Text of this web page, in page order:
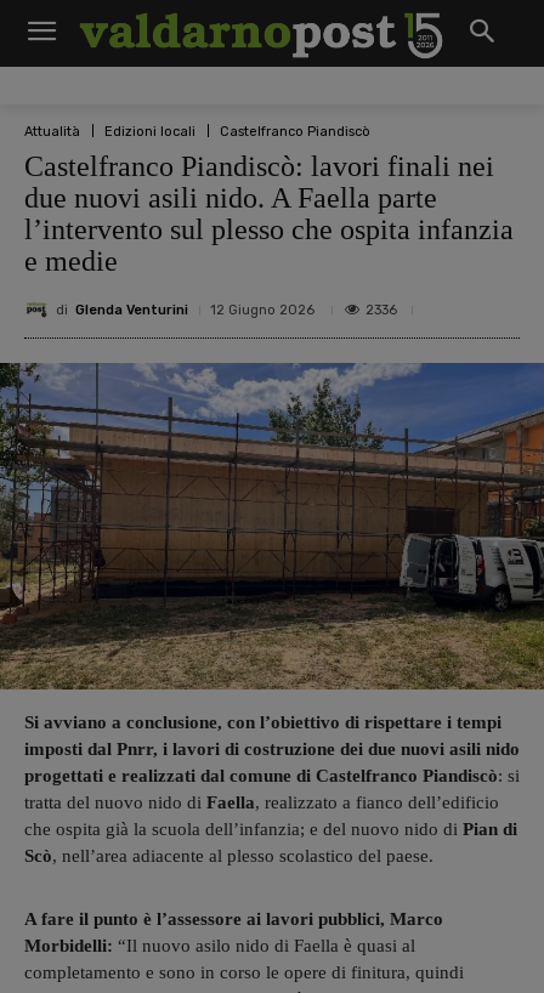
Attualità Edizioni locali Castelfranco Piandiscò
Castelfranco Piandiscò: lavori finali nei
due nuovi asili nido. A Faella parte
l’intervento sul plesso che ospita infanzia
e medie
di Glenda Venturini 12 Giugno 2026 2336
Si avviano a conclusione, con l’obiettivo di rispettare i tempi
imposti dal Pnrr, i lavori di costruzione dei due nuovi asili nido
progettati e realizzati dal comune di Castelfranco Piandiscò: si
tratta del nuovo nido di Faella, realizzato a fianco dell’edificio
che ospita già la scuola dell’infanzia; e del nuovo nido di Pian di
Scò, nell’area adiacente al plesso scolastico del paese.
A fare il punto è l’assessore ai lavori pubblici, Marco
Morbidelli: “Il nuovo asilo nido di Faella è quasi al
completamento e sono in corso le opere di finitura, quindi